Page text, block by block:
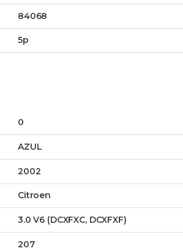
84068
5p
0
AZUL
2002
Citroen
3.0 V6 (DCXFXC, DCXFXF)
207